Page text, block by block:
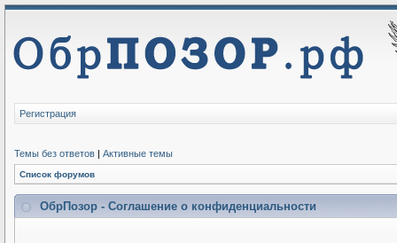
Регистрация
Темы без ответов | Активные темы
Список форумов
ОбрПозор - Соглашение о конфиденциальности